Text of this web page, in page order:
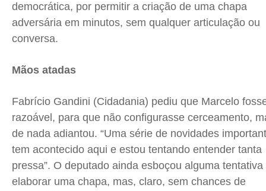
democrática, por permitir a criação de uma chapa
adversária em minutos, sem qualquer articulação ou
conversa.
Mãos atadas
Fabrício Gandini (Cidadania) pediu que Marcelo
razoável, para que não configurasse cerceamento,
de nada adiantou. “Uma série de novidades
tem acontecido aqui e estou tentando entender tanta
pressa”. O deputado ainda esboçou alguma tentativa
elaborar uma chapa, mas, claro, sem chances de